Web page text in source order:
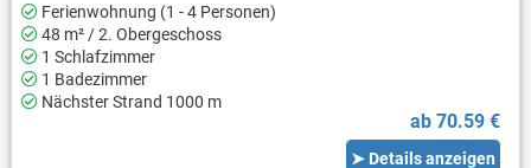
Ferienwohnung (1 - 4 Personen)
48 m² / 2. Obergeschoss
1 Schlafzimmer
1 Badezimmer
Nächster Strand 1000 m
ab 70.59 €
➤ Details anzeigen